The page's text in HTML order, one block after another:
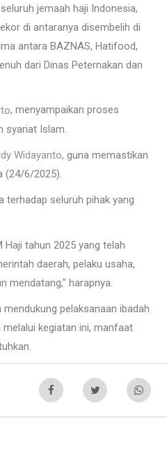
jemaah haji Indonesia,
di antaranya disembelih di
antara BAZNAS, Hatifood,
dari Dinas Peternakan dan
, menyampaikan proses
syariat Islam.
Widayanto, guna memastikan
(24/6/2025).
terhadap seluruh pihak yang
tahun 2025 yang telah
daerah, pelaku usaha,
mendatang," harapnya.
pelaksanaan ibadah
kegiatan ini, manfaat